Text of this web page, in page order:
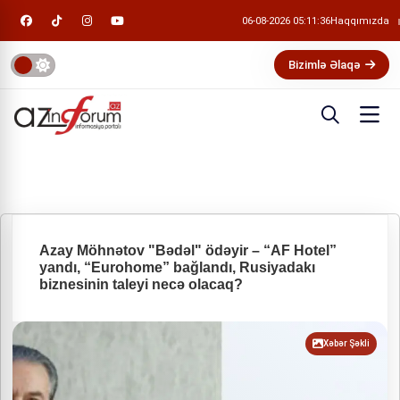
06-08-2026 05:11:36Haqqımızda
Bizimlə Əlaqə
Azay Möhnətov "Bədəl" ödəyir – “AF Hotel”
yandı, “Eurohome” bağlandı, Rusiyadakı
biznesinin taleyi necə olacaq?
Xəbər Şəkli